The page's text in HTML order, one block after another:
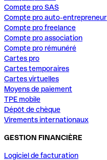
Compte pro SAS
Compte pro auto-entrepreneur
Compte pro freelance
Compte pro association
Compte pro rémunéré
Cartes pro
Cartes temporaires
Cartes virtuelles
Moyens de paiement
TPE mobile
Dépôt de chèque
Virements internationaux
GESTION FINANCIÈRE
Logiciel de facturation